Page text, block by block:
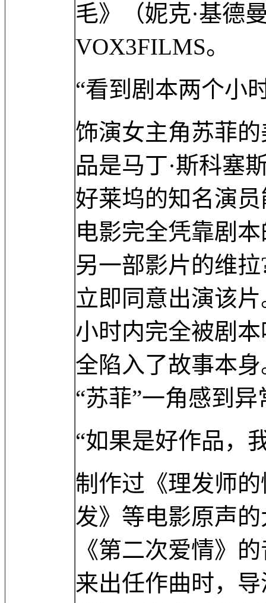
毛》（妮克·基德
VOX3FILMS。
“看到剧本两个小
饰演女主角苏菲
品是马丁·斯科塞
好莱坞的知名演
电影完全凭靠剧
另一部影片的维
立即同意出演该
小时内完全被剧
全陷入了故事本
“苏菲”一角感到
“如果是好作品，
制作过《理发师
发》等电影原声
《第二次爱情》
来出任作曲时，